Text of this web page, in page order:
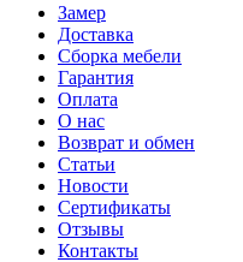
Замер
Доставка
Сборка мебели
Гарантия
Оплата
О нас
Возврат и обмен
Статьи
Новости
Сертификаты
Отзывы
Контакты